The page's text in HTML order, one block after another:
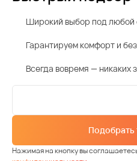
Широкий выбор под любой
Гарантируем комфорт и
Всегда вовремя — никаких
Подобрать
Нажимая на кнопку вы